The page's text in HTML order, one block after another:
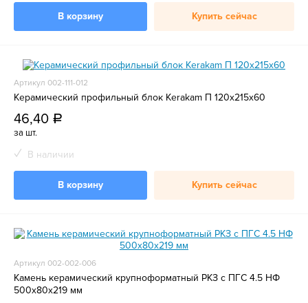
В корзину Купить сейчас
Артикул 002-111-012
Керамический профильный блок Kerakam П 120х215х60
46,40 a
за шт.
В наличии
В корзину Купить сейчас
Артикул 002-002-006
Камень керамический крупноформатный РКЗ с ПГС 4.5 НФ
500х80х219 мм